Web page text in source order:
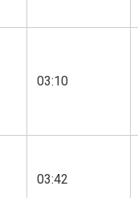
03:10
03:42